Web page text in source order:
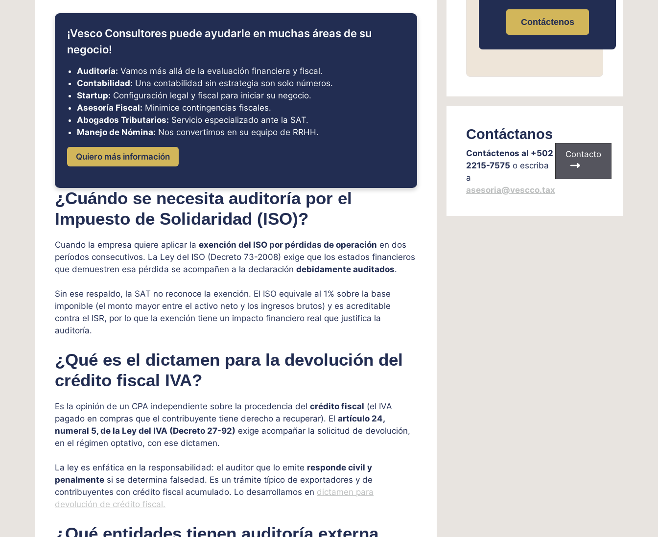
¡Vesco Consultores puede ayudarle en muchas áreas de su
negocio!
Auditoría: Vamos más allá de la evaluación financiera y fiscal.
Contabilidad: Una contabilidad sin estrategia son solo números.
Startup: Configuración legal y fiscal para iniciar su negocio.
Asesoría Fiscal: Minimice contingencias fiscales.
Abogados Tributarios: Servicio especializado ante la SAT.
Manejo de Nómina: Nos convertimos en su equipo de RRHH.
Quiero más información
¿Cuándo se necesita auditoría por el
Impuesto de Solidaridad (ISO)?
Cuando la empresa quiere aplicar la exención del ISO por pérdidas de operación en dos
períodos consecutivos. La Ley del ISO (Decreto 73-2008) exige que los estados financieros
que demuestren esa pérdida se acompañen a la declaración debidamente auditados.
Sin ese respaldo, la SAT no reconoce la exención. El ISO equivale al 1% sobre la base
imponible (el monto mayor entre el activo neto y los ingresos brutos) y es acreditable
contra el ISR, por lo que la exención tiene un impacto financiero real que justifica la
auditoría.
¿Qué es el dictamen para la devolución del
crédito fiscal IVA?
Es la opinión de un CPA independiente sobre la procedencia del crédito fiscal (el IVA
pagado en compras que el contribuyente tiene derecho a recuperar). El artículo 24,
numeral 5, de la Ley del IVA (Decreto 27-92) exige acompañar la solicitud de devolución,
en el régimen optativo, con ese dictamen.
La ley es enfática en la responsabilidad: el auditor que lo emite responde civil y
penalmente si se determina falsedad. Es un trámite típico de exportadores y de
contribuyentes con crédito fiscal acumulado. Lo desarrollamos en dictamen para
devolución de crédito fiscal.
Contáctenos
Contáctanos
Contáctenos al +502
2215-7575 o escriba
a
asesoria@vescco.tax
Contacto